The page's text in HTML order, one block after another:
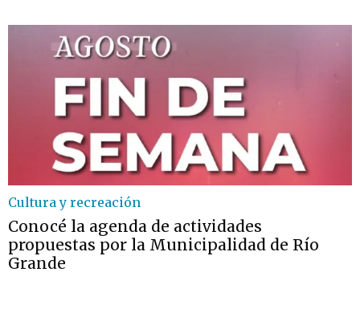
Cultura y recreación
Conocé la agenda de actividades
propuestas por la Municipalidad de Río
Grande